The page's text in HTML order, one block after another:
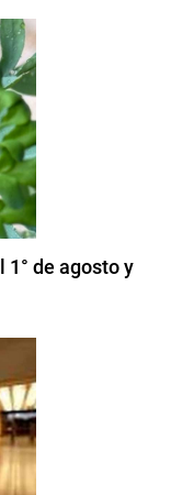
1° de agosto y